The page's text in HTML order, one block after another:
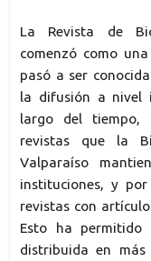
La Revista de
comenzó como
pasó a ser
la difusión a nivel
largo del tiempo,
revistas que la
Valparaíso
instituciones, y
revistas con
Esto ha permitido
distribuida en